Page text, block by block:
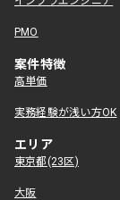
PMO
案件特徴
高単価
実務経験が浅い方OK
エリア
東京都(23区)
大阪